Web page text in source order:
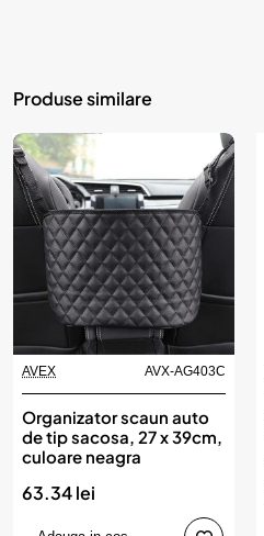
Produse similare
AVEX AVX-AG403C
Organizator scaun auto
de tip sacosa, 27 x 39cm,
culoare neagra
63.34 lei